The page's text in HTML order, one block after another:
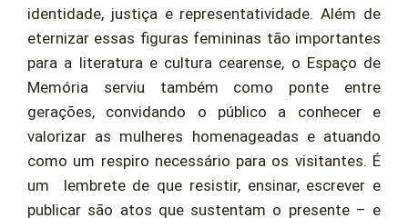
identidade, justiça e representatividade. Além de
eternizar essas figuras femininas tão importantes
para a literatura e cultura cearense, o Espaço de
Memória serviu também como ponte entre
gerações, convidando o público a conhecer e
valorizar as mulheres homenageadas e atuando
como um respiro necessário para os visitantes. É
um lembrete de que resistir, ensinar, escrever e
publicar são atos que sustentam o presente – e